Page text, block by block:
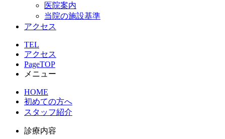
医院案内
当院の施設基準
アクセス
TEL
アクセス
PageTOP
メニュー
HOME
初めての方へ
スタッフ紹介
診療内容